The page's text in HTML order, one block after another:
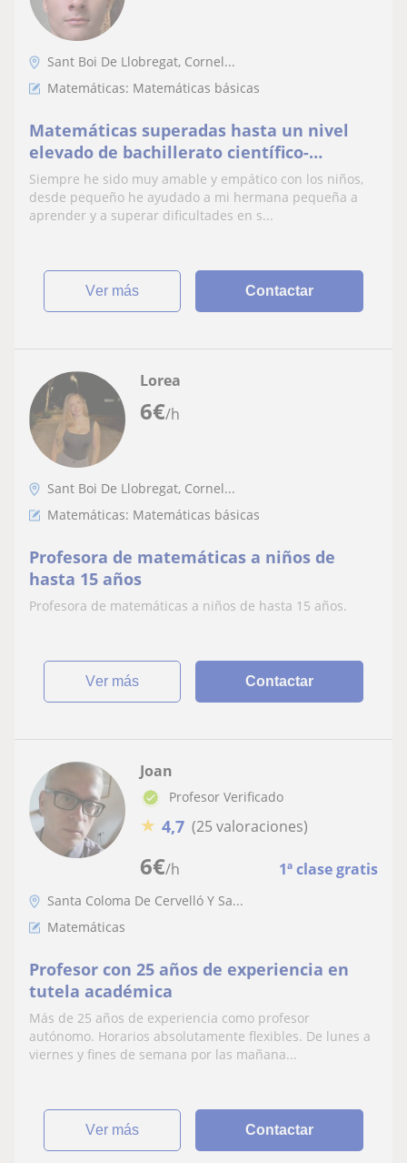
Sant Boi De Llobregat, Cornel...
Matemáticas: Matemáticas básicas
Matemáticas superadas hasta un nivel
elevado de bachillerato científico-
tecnológico además de paciencia y
carisma con jóvenes
Siempre he sido muy amable y empático con los niños,
desde pequeño he ayudado a mi hermana pequeña a
aprender y a superar dificultades en s...
ver más Contactar
6€/h
Lorea
Sant Boi De Llobregat, Cornel...
Matemáticas: Matemáticas básicas
Profesora de matemáticas a niños de
hasta 15 años
Profesora de matemáticas a niños de hasta 15 años.
ver más Contactar
6€/h 1ª clase gratis
Joan
Profesor Verificado
★ 4,7 (25 valoraciones)
Santa Coloma De Cervelló Y Sa...
Matemáticas
Profesor con 25 años de experiencia en
tutela académica
Más de 25 años de experiencia como profesor
autónomo. Horarios absolutamente flexibles. De lunes a
viernes y fines de semana por las mañana...
ver más Contactar